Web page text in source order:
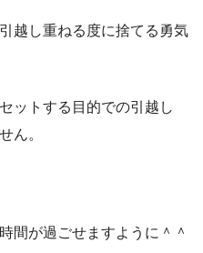
越し重ねる度に捨てる勇気
ットする目的での引越し
ん。
間が過ごせますように＾＾